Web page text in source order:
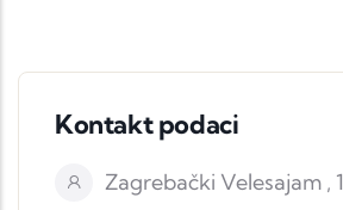
Kontakt podaci
Zagrebački Velesajam ,